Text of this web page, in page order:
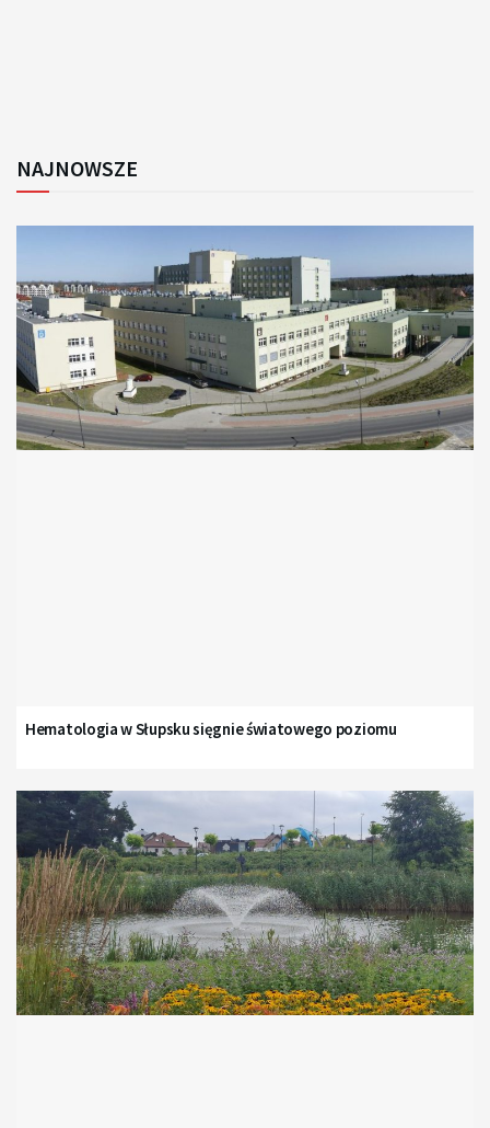
NAJNOWSZE
Hematologia w Słupsku sięgnie światowego poziomu